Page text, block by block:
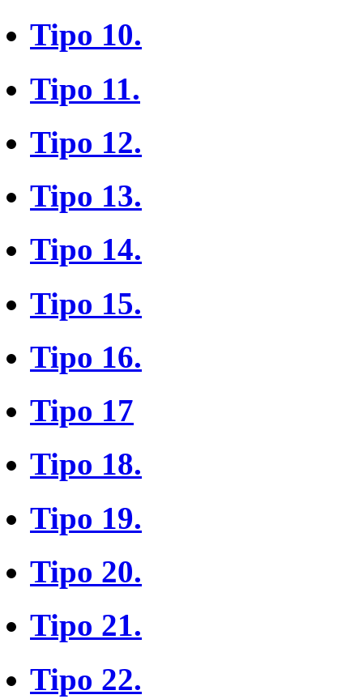
Tipo 10.
Tipo 11.
Tipo 12.
Tipo 13.
Tipo 14.
Tipo 15.
Tipo 16.
Tipo 17
Tipo 18.
Tipo 19.
Tipo 20.
Tipo 21.
Tipo 22.